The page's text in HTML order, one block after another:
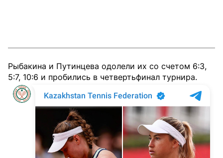
Рыбакина и Путинцева одолели их со счетом 6:3,
5:7, 10:6 и пробились в четвертьфинал турнира.